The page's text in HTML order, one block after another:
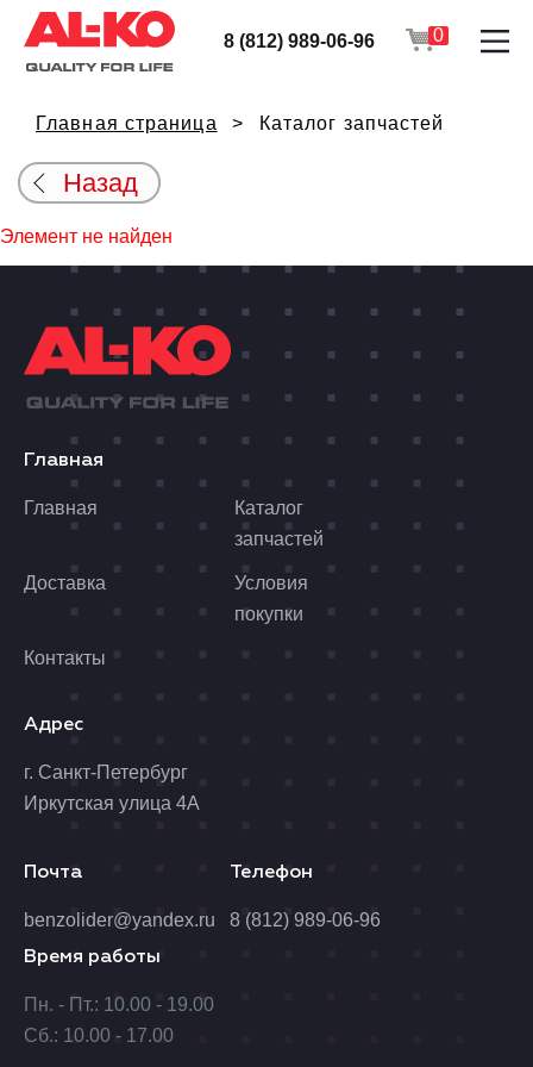
8 (812) 989-06-96 0
Главная страница Каталог запчастей
Назад
Элемент не найден
Главная
Главная
Каталог
запчастей
Доставка
Условия
покупки
Контакты
Адрес
г. Санкт-Петербург
Иркутская улица 4А
Время работы
Пн. - Пт.: 10.00 - 19.00
Сб.: 10.00 - 17.00
Почта
benzolider@yandex.ru
Телефон
8 (812) 989-06-96